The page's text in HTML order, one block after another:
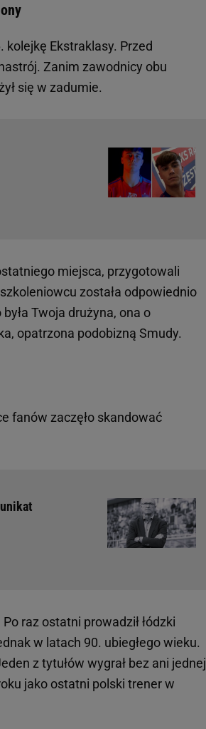
Ekstraklasy. Przed
Zanim zawodnicy obu
się w zadumie.
miejsca, przygotowali
została odpowiednio
Twoja drużyna, ona o
opatrzona podobizną Smudy.
fanów zaczęło skandować
raz ostatni prowadził łódzki
w latach 90. ubiegłego wieku.
z tytułów wygrał bez ani jednej
jako ostatni polski trener w